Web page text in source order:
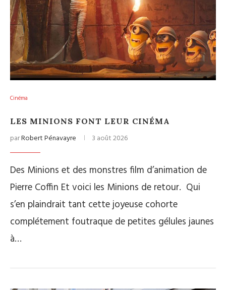
Cinéma
LES MINIONS FONT LEUR CINÉMA
parRobert Pénavayre 3 août 2026
Des Minions et des monstres film d’animation de
Pierre Coffin Et voici les Minions de retour. Qui
s’en plaindrait tant cette joyeuse cohorte
complétement foutraque de petites gélules jaunes
à…